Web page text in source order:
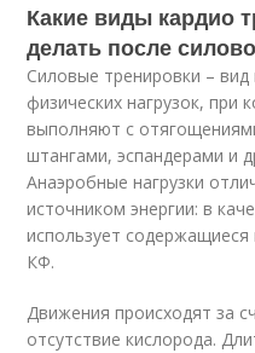
Какие виды кардио
делать после
Силовые тренировки –
физических нагрузок, при
выполняют с
штангами, эспандерами и
Анаэробные нагрузки
источником энергии: в
использует
КФ.
Движения происходят за
отсутствие кислорода.